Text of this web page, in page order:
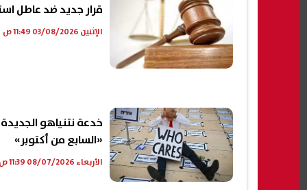
قرار جديد ضد عاطل
الإثنين 03/08/2026 11:49 ص
خدعة نتنياهو
«السابع من أكتوبر»
الأربعاء 08/07/2026 11:39 ص